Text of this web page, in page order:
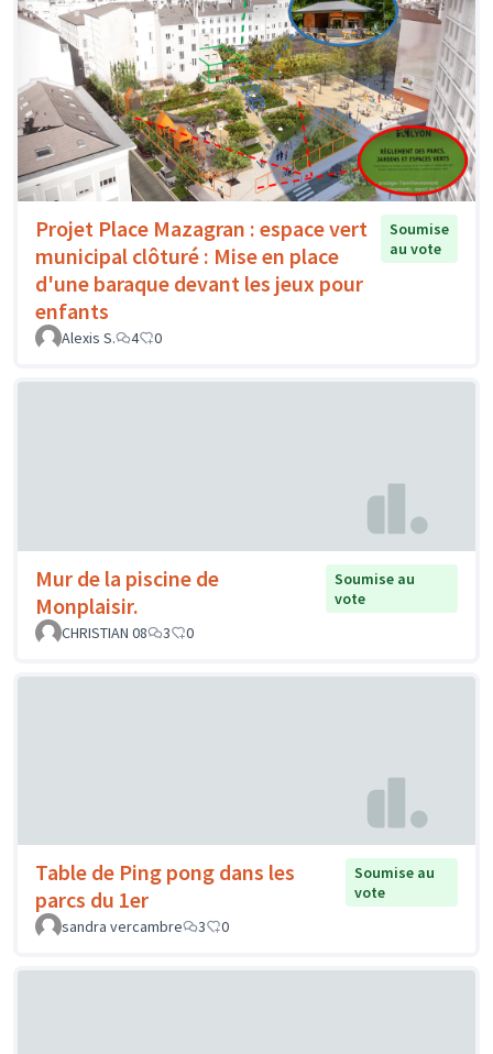
Projet Place Mazagran : espace vert
municipal clôturé : Mise en place
d'une baraque devant les jeux pour
enfants
Soumise
au vote
Alexis S. 4 0
Mur de la piscine de
Monplaisir.
Soumise au
vote
CHRISTIAN 08
3 0
Table de Ping pong dans les
parcs du 1er
Soumise au
vote
sandra vercambre
3 0